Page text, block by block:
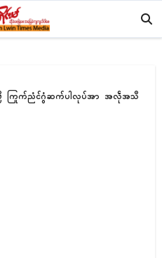
ြဳ ကြုက်ညံၚ်ဂွံဆက်ပါလုပ်အာ အလဵုအသဳ